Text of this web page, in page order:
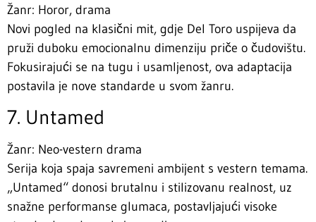
Žanr: Horor, drama
Novi pogled na klasični mit, gdje Del Toro uspijeva da
pruži duboku emocionalnu dimenziju priče o čudovištu.
Fokusirajući se na tugu i usamljenost, ova adaptacija
postavila je nove standarde u svom žanru.
7. Untamed
Žanr: Neo-vestern drama
Serija koja spaja savremeni ambijent s vestern temama.
„Untamed“ donosi brutalnu i stilizovanu realnost, uz
snažne performanse glumaca, postavljajući visoke